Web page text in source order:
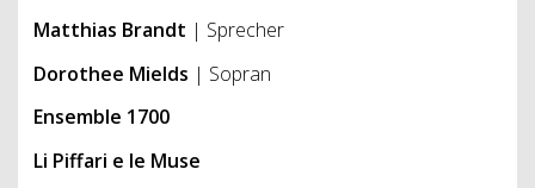
Matthias Brandt | Sprecher
Dorothee Mields | Sopran
Ensemble 1700
Li Piffari e le Muse